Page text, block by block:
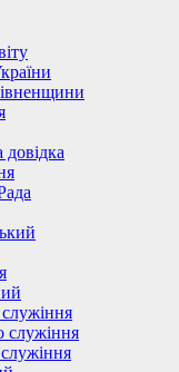
довідка
служіння